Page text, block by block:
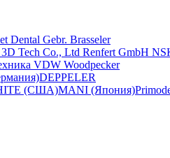
Dental Gebr. Brasseler
Tech Co., Ltd Renfert GmbH
VDW Woodpecker
DEPPELER
(США)MANI (Япония)